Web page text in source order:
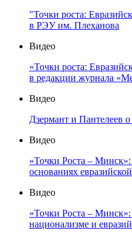
"Точки роста:
в РЭУ им. Плеханова
Видео
«Точки роста:
в редакции журнала
Видео
Дзермант и Пантелеев о
Видео
«Точки Роста –
основаниях
Видео
«Точки Роста –
национализме и